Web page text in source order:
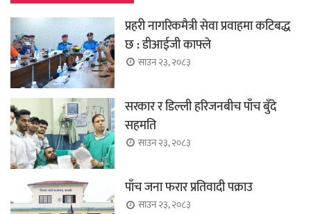
प्रहरी नागरिकमैत्री सेवा प्रवाहमा कटिबद्ध
छ : डीआईजी काफ्ले
साउन २३, २०८३
सरकार र डिल्ली हरिजनबीच पाँच बुँदे
सहमति
साउन २३, २०८३
पाँच जना फरार प्रतिवादी पक्राउ
साउन २३, २०८३